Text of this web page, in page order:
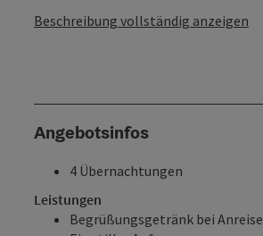
Beschreibung vollständig anzeigen
Angebotsinfos
4 Übernachtungen
Leistungen
Begrüßungsgetränk bei Anreise